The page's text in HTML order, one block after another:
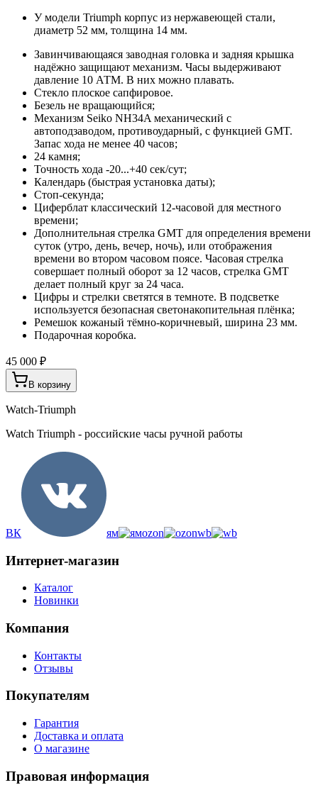
У модели Triumph корпус из нержавеющей стали,
диаметр 52 мм, толщина 14 мм.
Завинчивающаяся заводная головка и задняя крышка
надёжно защищают механизм. Часы выдерживают
давление 10 АТМ. В них можно плавать.
Стекло плоское сапфировое.
Безель не вращающийся;
Механизм Seiko NH34A механический с
автоподзаводом, противоударный, с функцией GMT.
Запас хода не менее 40 часов;
24 камня;
Точность хода -20...+40 сек/сут;
Календарь (быстрая установка даты);
Стоп-секунда;
Циферблат классический 12-часовой для местного
времени;
Дополнительная стрелка GMT для определения времени
суток (утро, день, вечер, ночь), или отображения
времени во втором часовом поясе. Часовая стрелка
совершает полный оборот за 12 часов, стрелка GMT
делает полный круг за 24 часа.
Цифры и стрелки светятся в темноте. В подсветке
используется безопасная светонакопительная плёнка;
Ремешок кожаный тёмно-коричневый, ширина 23 мм.
Подарочная коробка.
45 000 ₽
В корзину
Watch-Triumph
Watch Triumph - российские часы ручной работы
ВК ям ozon wb
Интернет-магазин
Каталог
Новинки
Компания
Контакты
Отзывы
Покупателям
Гарантия
Доставка и оплата
О магазине
Правовая информация